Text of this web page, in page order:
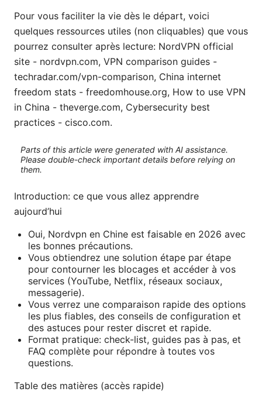
Pour vous faciliter la vie dès le départ, voici
quelques ressources utiles (non cliquables) que vous
pourrez consulter après lecture: NordVPN official
site - nordvpn.com, VPN comparison guides -
techradar.com/vpn-comparison, China internet
freedom stats - freedomhouse.org, How to use VPN
in China - theverge.com, Cybersecurity best
practices - cisco.com.
Parts of this article were generated with AI assistance.
Please double-check important details before relying on
them.
Introduction: ce que vous allez apprendre
aujourd’hui
Oui, Nordvpn en Chine est faisable en 2026 avec
les bonnes précautions.
Vous obtiendrez une solution étape par étape
pour contourner les blocages et accéder à vos
services (YouTube, Netflix, réseaux sociaux,
messagerie).
Vous verrez une comparaison rapide des options
les plus fiables, des conseils de configuration et
des astuces pour rester discret et rapide.
Format pratique: check-list, guides pas à pas, et
FAQ complète pour répondre à toutes vos
questions.
Table des matières (accès rapide)